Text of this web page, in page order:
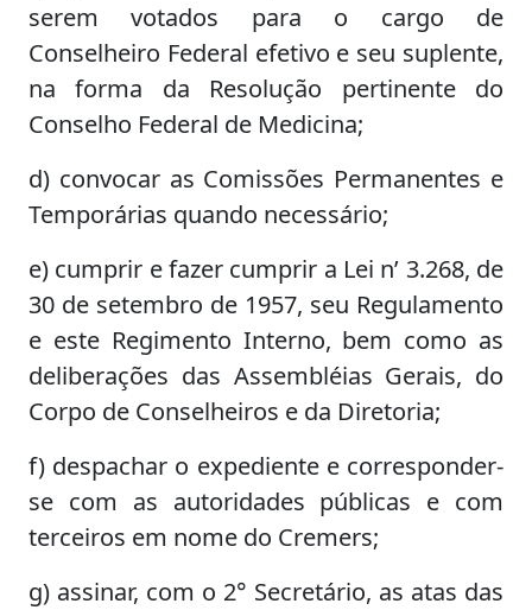
serem votados para o cargo de
Conselheiro Federal efetivo e seu suplente,
na forma da Resolução pertinente do
Conselho Federal de Medicina;
d) convocar as Comissões Permanentes e
Temporárias quando necessário;
e) cumprir e fazer cumprir a Lei n’ 3.268, de
30 de setembro de 1957, seu Regulamento
e este Regimento Interno, bem como as
deliberações das Assembléias Gerais, do
Corpo de Conselheiros e da Diretoria;
f) despachar o expediente e corresponder-
se com as autoridades públicas e com
terceiros em nome do Cremers;
g) assinar, com o 2° Secretário, as atas das